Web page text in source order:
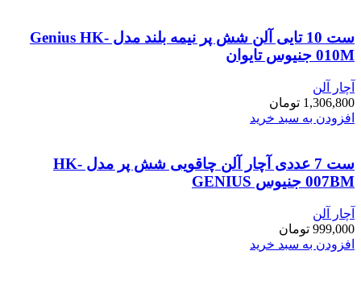
ست 10 تایی آلن شش پر نیمه بلند مدل Genius HK-
010M جنیوس تایوان
آچار آلن
1,306,800 تومان
افزودن به سبد خرید
ست 7 عددی آچار آلن چاقویی شش پر مدل HK-
007BM جنیوس GENIUS
آچار آلن
999,000 تومان
افزودن به سبد خرید